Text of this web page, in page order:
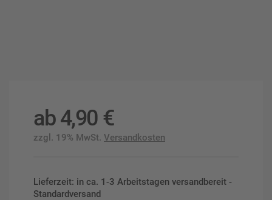
ab4,90 €
zzgl. 19% MwSt. Versandkosten
Lieferzeit: in ca. 1-3 Arbeitstagen versandbereit -
Standardversand